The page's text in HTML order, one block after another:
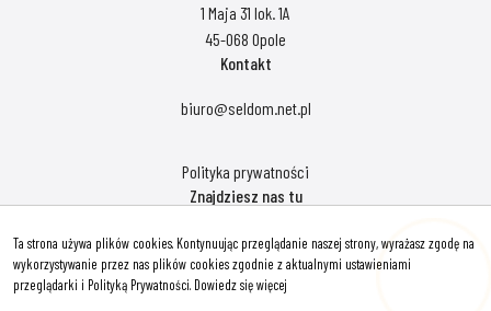
1 Maja 31 lok. 1A
45-068 Opole
Kontakt
biuro@seldom.net.pl
Polityka prywatności
Znajdziesz nas tu
Ta strona używa plików cookies. Kontynuując przeglądanie naszej strony, wyrażasz zgodę na
wykorzystywanie przez nas plików cookies zgodnie z aktualnymi ustawieniami
przeglądarki i Polityką Prywatności. Dowiedz się więcejHej! Chętnie Ci pomogę